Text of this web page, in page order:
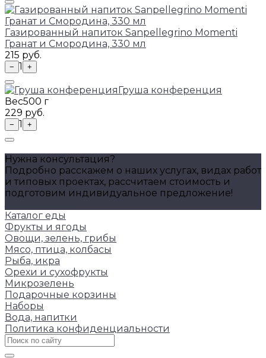
Газированный напиток Sanpellegrino Momenti
Гранат и Смородина, 330 мл
215 руб.
− 1 +
Груша конференция
Вес500 г
229 руб.
− 1 +
Нужна консультация?
Подробно расскажем о наших услугах, видах работ
и типовых проектах, рассчитаем стоимость и
подготовим индивидуальное предложение!
Каталог еды
Фрукты и ягоды
Овощи, зелень, грибы
Мясо, птица, колбасы
Рыба, икра
Орехи и сухофрукты
Микрозелень
Подарочные корзины
Наборы
Вода, напитки
Политика конфиденциальности